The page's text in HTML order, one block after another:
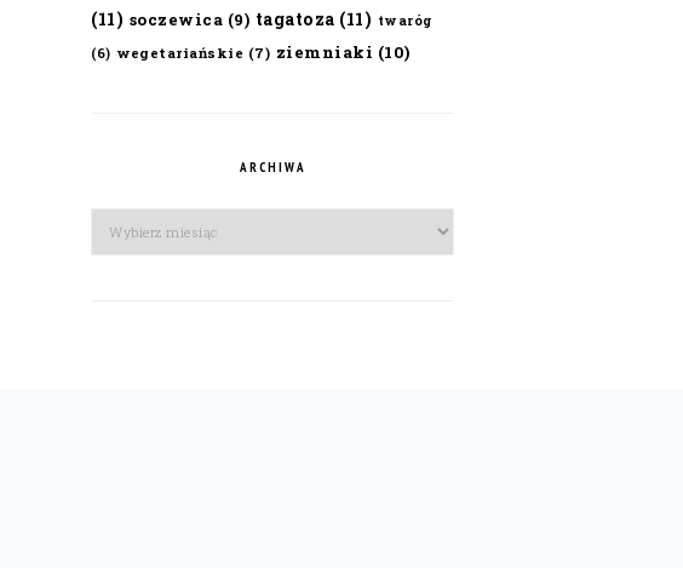
(11) soczewica (9) tagatoza (11) twaróg
(6) wegetariańskie (7) ziemniaki (10)
ARCHIWA
Archiwa